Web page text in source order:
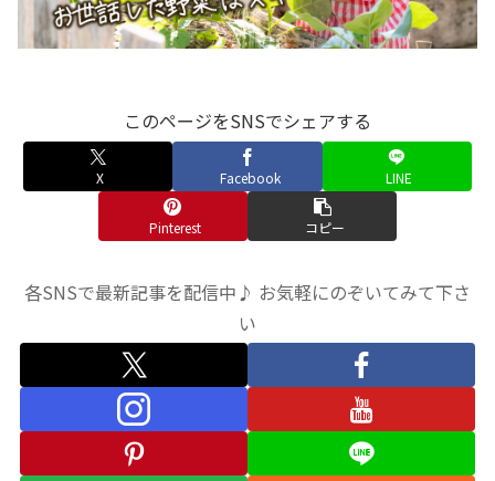
このページをSNSでシェアする
X Facebook LINE
Pinterest コピー
各SNSで最新記事を配信中♪ お気軽にのぞいてみて下さ
い